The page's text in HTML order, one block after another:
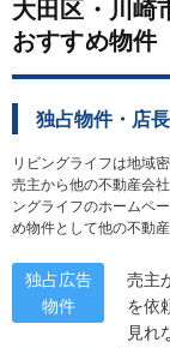
大田区・川崎
おすすめ物件
独占物件・店
リビングライフは地域
売主から他の不動産会
ングライフのホームペ
め物件として他の不動
独占広告
物件
売主
を依
見れ